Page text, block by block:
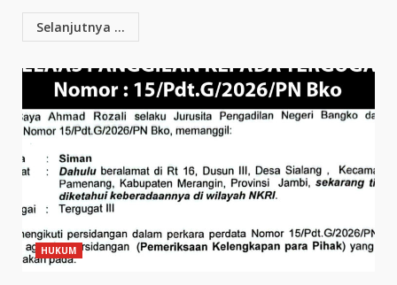
Selanjutnya ...
HUKUM